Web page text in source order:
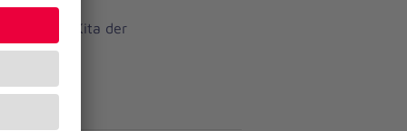
Oldesloer Kita der